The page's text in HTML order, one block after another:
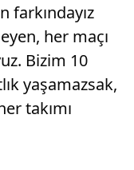
farkındayız
her maçı
Bizim 10
yaşamazsak,
takımı